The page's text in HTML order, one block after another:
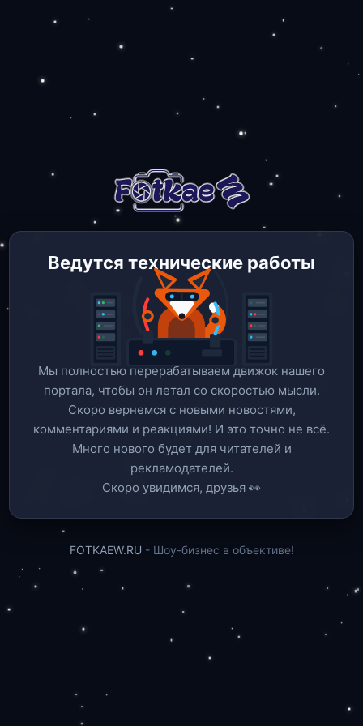
Ведутся технические работы
Мы полностью перерабатываем движок нашего
портала, чтобы он летал со скоростью мысли.
Скоро вернемся c новыми новостями,
комментариями и реакциями! И это точно не всё.
Много нового будет для читателей и
рекламодателей.
Скоро увидимся, друзья 👀
FOTKAEW.RU - Шоу-бизнес в объективе!